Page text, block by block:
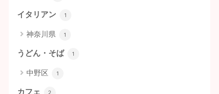
イタリアン 1
神奈川県 1
うどん・そば 1
中野区 1
カフェ 2